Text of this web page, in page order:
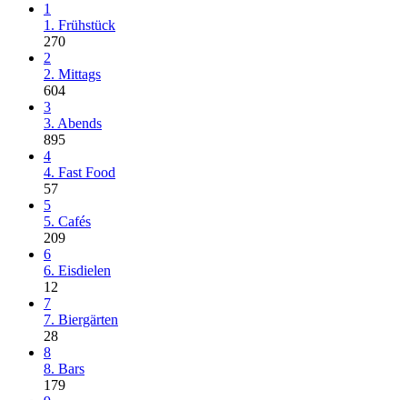
1
1. Frühstück
270
2
2. Mittags
604
3
3. Abends
895
4
4. Fast Food
57
5
5. Cafés
209
6
6. Eisdielen
12
7
7. Biergärten
28
8
8. Bars
179